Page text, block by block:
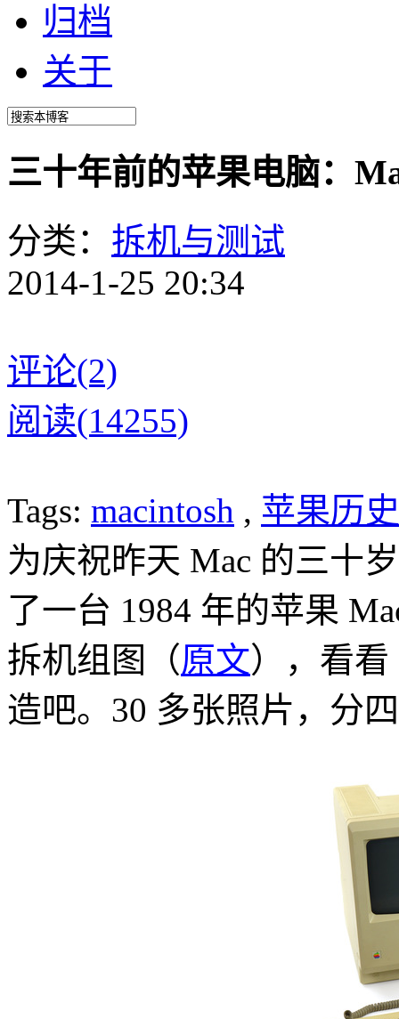
归档
关于
三十年前的苹果电脑：
分类： 拆机与测试
2014-1-25 20:34
评论(2)
阅读(14255)
Tags: macintosh , 苹果历史
为庆祝昨天 Mac 的三十
了一台 1984 年的苹果
拆机组图（原文），看
造吧。30 多张照片，分